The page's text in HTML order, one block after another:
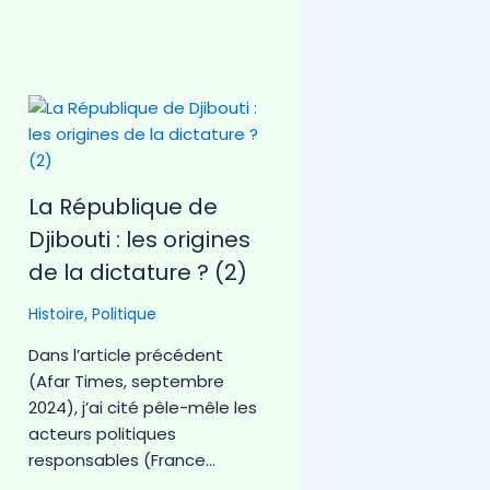
La République de
Djibouti : les origines
de la dictature ? (2)
Histoire, Politique
Dans l’article précédent
(Afar Times, septembre
2024), j’ai cité pêle-mêle les
acteurs politiques
responsables (France…